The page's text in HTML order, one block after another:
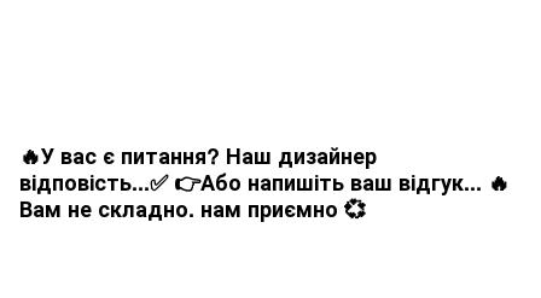
🔥У вас є питання? Наш дизайнер
відповість...✅ 👉Або напишіть ваш відгук... 🔥
Вам не складно. нам приємно 💞